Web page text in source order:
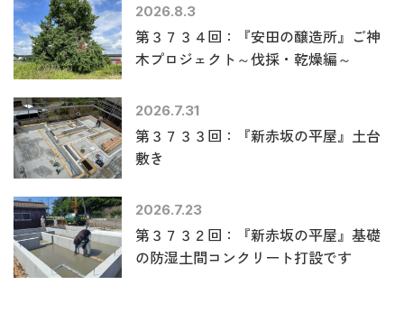
2026.8.3
第３７３４回：『安田の醸造所』ご神
木プロジェクト～伐採・乾燥編～
2026.7.31
第３７３３回：『新赤坂の平屋』土台
敷き
2026.7.23
第３７３２回：『新赤坂の平屋』基礎
の防湿土間コンクリート打設です